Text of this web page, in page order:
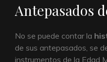
Antepasados
No se puede contar la
de sus antepasados, se
instrumentos de la Edad